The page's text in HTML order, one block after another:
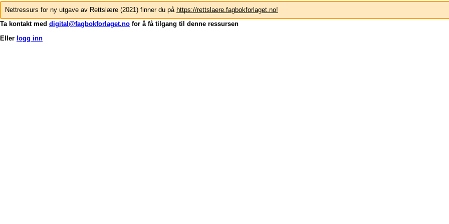
Nettressurs for ny utgave av Rettslære (2021) finner du på https://rettslaere.fagbokforlaget.no!
Ta kontakt med digital@fagbokforlaget.no for å få tilgang til denne ressursen
Eller logg inn